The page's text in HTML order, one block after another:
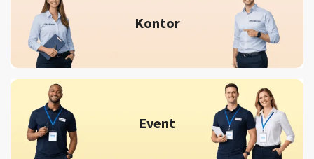
Kontor
Event